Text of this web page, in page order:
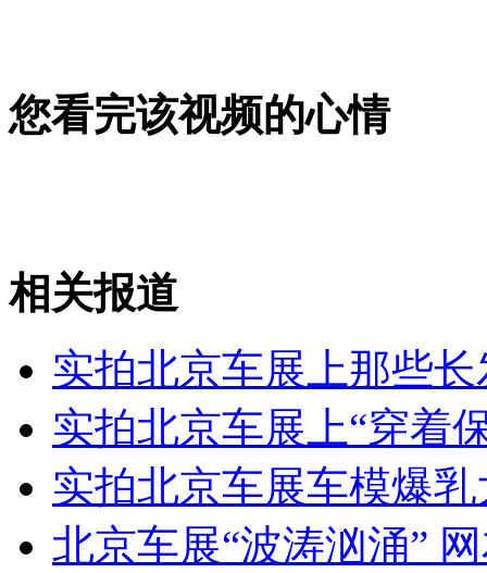
女孩北京地铁殴打老人 痛下狠手拳打脚踢
无痛分娩是否安全 医生回应
外交部：反对强权政治霸凌主义
外交部：有关国家言论片面不公正
您看完该视频的心情
相关报道
实拍北京车展上那些
实拍北京车展上“穿着
实拍北京车展车模爆
北京车展“波涛汹涌”